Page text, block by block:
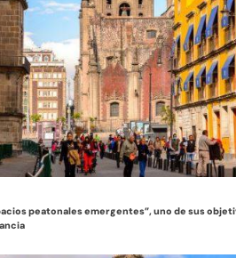
peatonales emergentes”, uno de sus